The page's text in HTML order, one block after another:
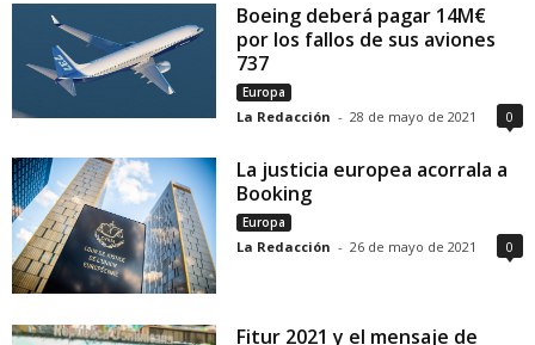
Boeing deberá pagar 14M€
por los fallos de sus aviones
737
Europa
La Redacción - 28 de mayo de 2021 0
La justicia europea acorrala a
Booking
Europa
La Redacción - 26 de mayo de 2021 0
Fitur 2021 y el mensaje de